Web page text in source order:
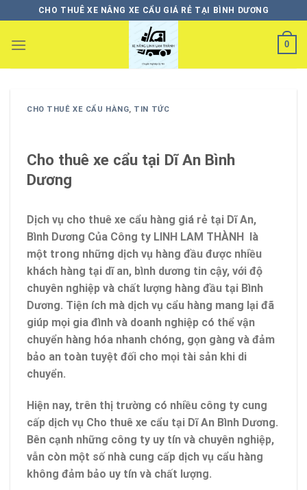
to
content
CHO THUÊ XE NÂNG XE CẨU GIÁ RẺ TẠI BÌNH DƯƠNG
0
CHO THUÊ XE CẨU HÀNG, TIN TỨC
Cho thuê xe cẩu tại Dĩ An Bình
Dương
Dịch vụ cho thuê xe cẩu hàng giá rẻ tại Dĩ An,
Bình Dương Của Công ty LINH LAM THÀNH là
một trong những dịch vụ hàng đầu được nhiều
khách hàng tại dĩ an, bình dương tin cậy, với độ
chuyên nghiệp và chất lượng hàng đầu tại Bình
Dương. Tiện ích mà dịch vụ cẩu hàng mang lại đã
giúp mọi gia đình và doanh nghiệp có thể vận
chuyển hàng hóa nhanh chóng, gọn gàng và đảm
bảo an toàn tuyệt đối cho mọi tài sản khi di
chuyển.
Hiện nay, trên thị trường có nhiều công ty cung
cấp dịch vụ Cho thuê xe cẩu tại Dĩ An Bình Dương.
Bên cạnh những công ty uy tín và chuyên nghiệp,
vẫn còn một số nhà cung cấp dịch vụ cẩu hàng
không đảm bảo uy tín và chất lượng.